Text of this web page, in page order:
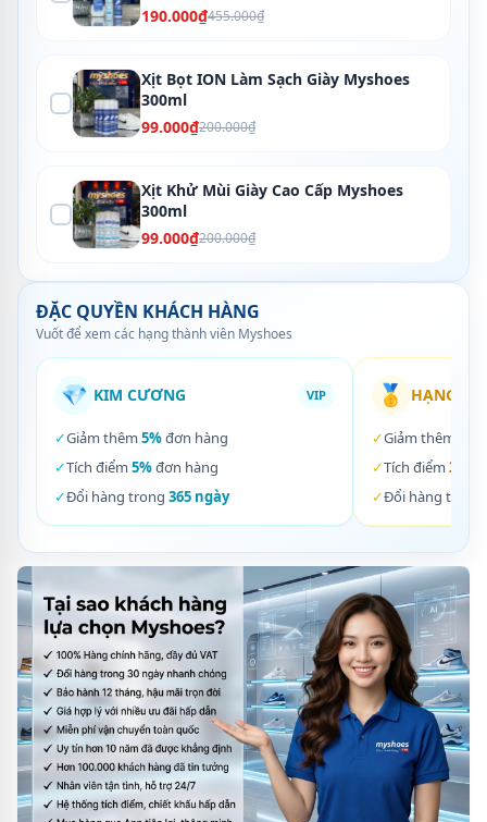
190.000₫455.000₫
Xịt Bọt ION Làm Sạch Giày Myshoes
300ml
99.000₫200.000₫
Xịt Khử Mùi Giày Cao Cấp Myshoes
300ml
99.000₫200.000₫
ĐẶC QUYỀN KHÁCH HÀNG
Vuốt để xem các hạng thành viên Myshoes
💎 KIM CƯƠNG VIP
✓Giảm thêm 5%đơn hàng
✓Tích điểm 5%đơn hàng
✓Đổi hàng trong 365 ngày
🥇 HẠNG
✓Giảm thêm
✓Tích điểm 3%
✓Đổi hàng trong